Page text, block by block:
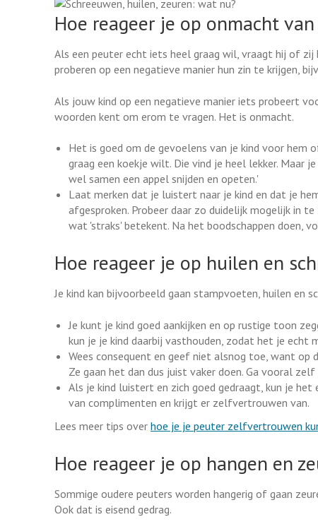
Hoe reageer je op onmacht
Als een peuter echt iets heel graag wil, vraagt hij of
proberen op een negatieve manier hun zin te krijgen,
Als jouw kind op een negatieve manier iets probeert
woorden kent om erom te vragen. Het is onmacht.
Het is goed om de gevoelens van je kind voor hem
graag een koekje wilt. Die vind je heel lekker. Maar
wel samen een appel snijden en opeten.'
Laat merken dat je luistert naar je kind en dat je
afgesproken. Probeer daar zo duidelijk mogelijk in
wat 'straks' betekent. Na het boodschappen doen,
Hoe reageer je op huilen en
Je kind kan bijvoorbeeld gaan stampvoeten, huilen en
Je kunt je kind goed aankijken en op rustige toon
kun je je kind daarbij vasthouden, zodat het je echt
Wees consequent en geef niet alsnog toe, want op
Ze gaan het dan dus juist vaker doen. Ga vooral
Als je kind luistert en zich goed gedraagt, kun je
van complimenten en krijgt er zelfvertrouwen van.
Lees meer tips over hoe je je peuter zelfvertrouwen
Hoe reageer je op hangen en
Sommige oudere peuters worden hangerig of gaan
Ook dat is eisend gedrag.